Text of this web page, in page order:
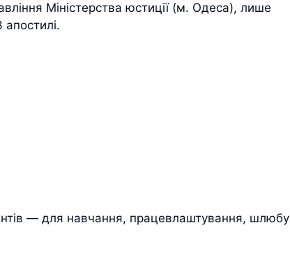
Міністерства юстиції (м. Одеса), лише
— для навчання, працевлаштування, шлюбу